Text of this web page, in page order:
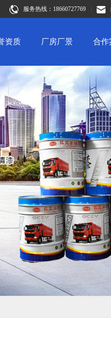
服务热线：18660727769
资质 厂房厂景 合作